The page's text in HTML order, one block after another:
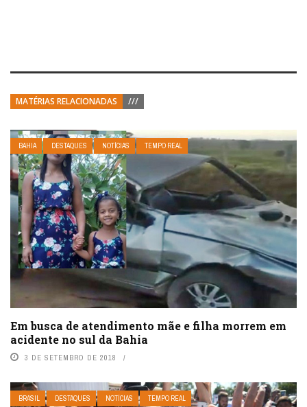
MATÉRIAS RELACIONADAS ///
BAHIA DESTAQUES NOTÍCIAS TEMPO REAL
Em busca de atendimento mãe e filha morrem em
acidente no sul da Bahia
3 DE SETEMBRO DE 2018
BRASIL DESTAQUES NOTÍCIAS TEMPO REAL